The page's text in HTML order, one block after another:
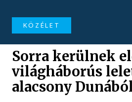
KÖZÉLET
Sorra kerülnek
világháborús
alacsony